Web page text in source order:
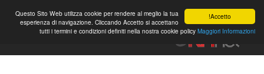
Accetto!
Questo Sito Web utilizza cookie per rendere al meglio la tua
esperienza di navigazione. Cliccando Accetto si accettano
tutti i termini e condizioni definiti nella nostra cookie policy Maggiori Informazioni